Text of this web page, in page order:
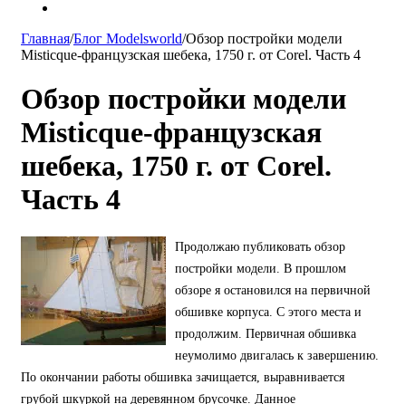
Главная/Блог Modelsworld/Обзор постройки модели
Misticque-французская шебека, 1750 г. от Corel. Часть 4
Обзор постройки модели
Misticque-французская
шебека, 1750 г. от Corel.
Часть 4
Продолжаю публиковать обзор
постройки модели. В прошлом
обзоре я остановился на первичной
обшивке корпуса. С этого места и
продолжим. Первичная обшивка
неумолимо двигалась к завершению.
По окончании работы обшивка зачищается, выравнивается
грубой шкуркой на деревянном брусочке. Данное